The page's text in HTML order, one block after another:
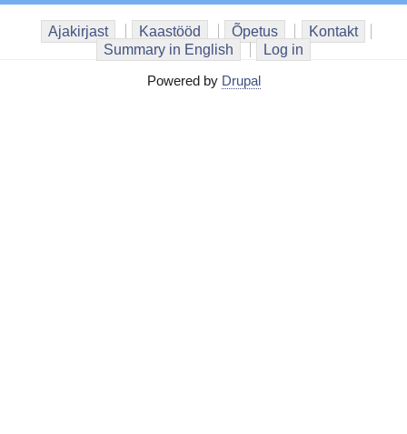
Ajakirjast Kaastööd Õpetus
Kontakt
Summary in English
Log in
Powered by Drupal